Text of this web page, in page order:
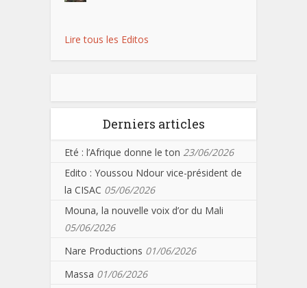
Lire tous les Editos
Derniers articles
Eté : l’Afrique donne le ton 23/06/2026
Edito : Youssou Ndour vice-président de
la CISAC 05/06/2026
Mouna, la nouvelle voix d’or du Mali
05/06/2026
Nare Productions 01/06/2026
Massa 01/06/2026